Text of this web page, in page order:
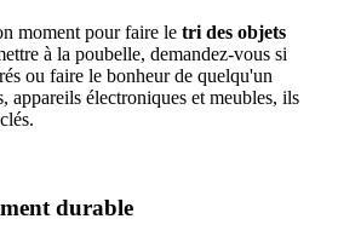
moment pour faire le tri des objets
à la poubelle, demandez-vous si
ou faire le bonheur de quelqu'un
appareils électroniques et meubles, ils
durable